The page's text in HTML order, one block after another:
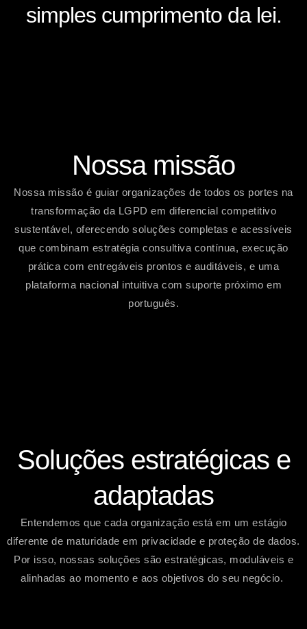
simples cumprimento da lei.
Nossa missão
Nossa missão é guiar organizações de todos os portes na
transformação da LGPD em diferencial competitivo
sustentável, oferecendo soluções completas e acessíveis
que combinam estratégia consultiva contínua, execução
prática com entregáveis prontos e auditáveis, e uma
plataforma nacional intuitiva com suporte próximo em
português.
Soluções estratégicas e
adaptadas
Entendemos que cada organização está em um estágio
diferente de maturidade em privacidade e proteção de dados.
Por isso, nossas soluções são estratégicas, moduláveis e
alinhadas ao momento e aos objetivos do seu negócio.